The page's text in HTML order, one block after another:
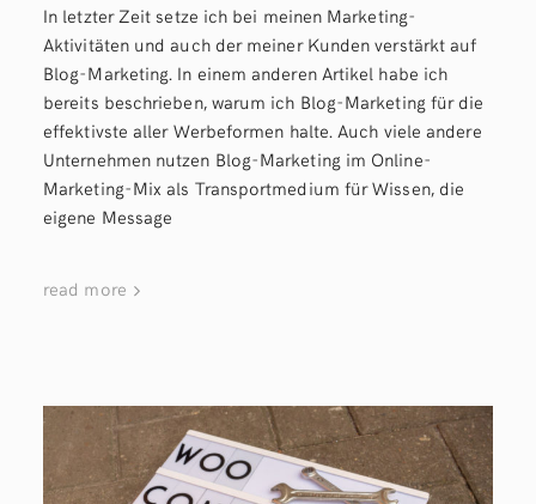
In letzter Zeit setze ich bei meinen Marketing-
Aktivitäten und auch der meiner Kunden verstärkt auf
Blog-Marketing. In einem anderen Artikel habe ich
bereits beschrieben, warum ich Blog-Marketing für die
effektivste aller Werbeformen halte. Auch viele andere
Unternehmen nutzen Blog-Marketing im Online-
Marketing-Mix als Transportmedium für Wissen, die
eigene Message
read more